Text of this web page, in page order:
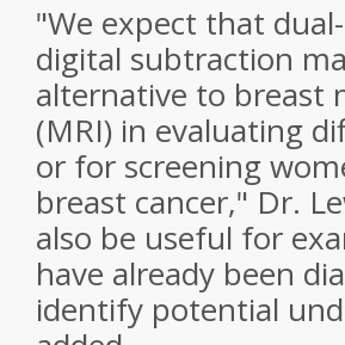
"We expect that
digital subtraction
alternative to breast
(MRI) in evaluating
or for screening
breast cancer," Dr.
also be useful for
have already been
identify potential